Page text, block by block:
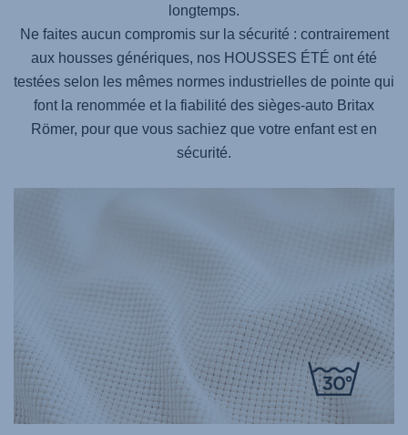
longtemps.
Ne faites aucun compromis sur la sécurité : contrairement
aux housses génériques, nos HOUSSES ÉTÉ ont été
testées selon les mêmes normes industrielles de pointe qui
font la renommée et la fiabilité des sièges-auto Britax
Römer, pour que vous sachiez que votre enfant est en
sécurité.